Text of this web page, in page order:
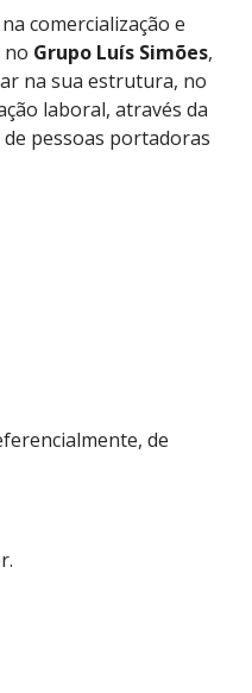
comercialização e
no Grupo Luís Simões,
na sua estrutura, no
laboral, através da
pessoas portadoras
de